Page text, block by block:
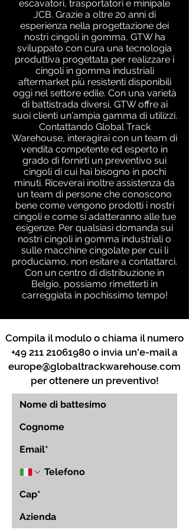
escavatori, trasportatori e minipale
JCB. Grazie a oltre 20 anni di
esperienza nella progettazione dei
nostri cingoli in gomma, GTW ha
sviluppato con cura una tecnologia
produttiva progettata per realizzare i
cingoli in gomma industriali
aftermarket più resistenti disponibili
oggi nel settore edile. Con una varietà
di battistrada diversi, GTW offre ai
suoi clienti un'ampia gamma di utilizzi.
Contattando Global Track
Warehouse, interagirai con un team di
vendita competente ed esperto in
grado di fornirti un preventivo sui
cingoli di cui hai bisogno in pochi
minuti. Riceverai inoltre assistenza da
un team di persone che conoscono
bene come vengono prodotti i nostri
cingoli e come si adatteranno alle tue
esigenze. Per qualsiasi domanda sui
nostri cingoli in gomma industriali o
sulle macchine cingolate per cui li
produciamo, non esitare a contattarci.
Con un centro di distribuzione in
Belgio, possiamo rimetterti in
carreggiata in pochissimo tempo!
Compila il modulo o chiama il numero
+49 211 21061980 o invia un'e-mail a
europe@globaltrackwarehouse.com
per ottenere un preventivo!